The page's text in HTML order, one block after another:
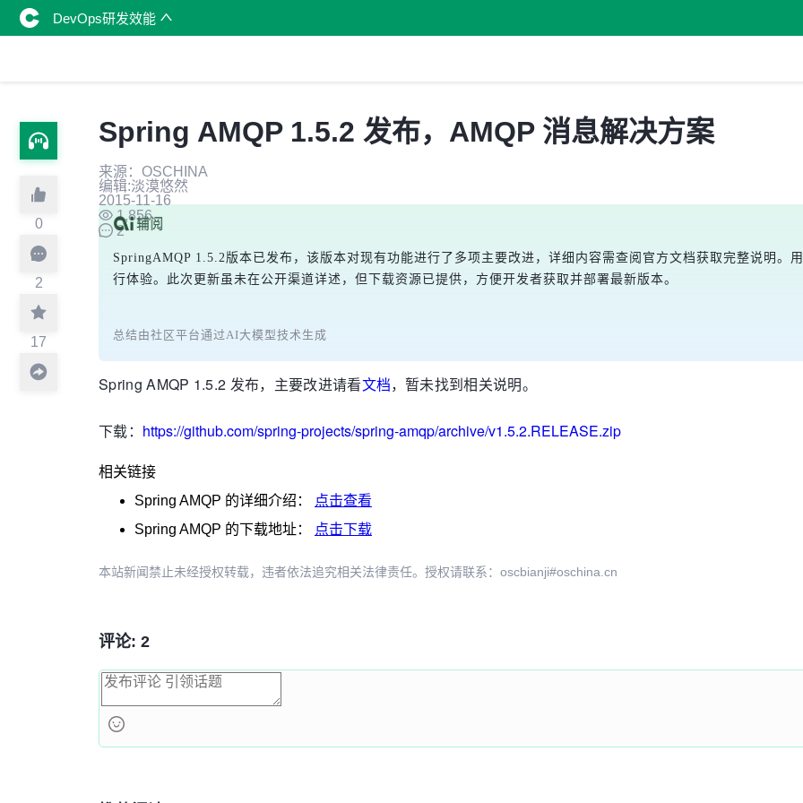
DevOps研发效能
0
2
17
Spring AMQP 1.5.2 发布，AMQP 消息解决方案
来源：OSCHINA
编辑:淡漠悠然
2015-11-16
1,856
2
SpringAMQP 1.5.2版本已发布，该版本对现有功能进行了多项主要改进，详细内容需查阅官方文档获取完整说明。
行体验。此次更新虽未在公开渠道详述，但下载资源已提供，方便开发者获取并部署最新版本。
总结由社区平台通过AI大模型技术生成
Spring AMQP 1.5.2 发布，主要改进请看文档，暂未找到相关说明。
下载： https://github.com/spring-projects/spring-amqp/archive/v1.5.2.RELEASE.zip
相关链接
Spring AMQP 的详细介绍：
点击查看
Spring AMQP 的下载地址： 点击下载
本站新闻禁止未经授权转载，违者依法追究相关法律责任。授权请联系：oscbianji#oschina.cn
评论: 2